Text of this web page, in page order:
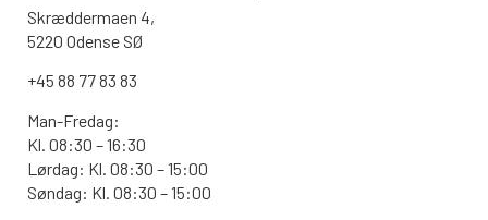
Skræddermaen 4,
5220 Odense SØ
+45 88 77 83 83
Man-Fredag:
Kl. 08:30 – 16:30
Lørdag: Kl. 08:30 – 15:00
Søndag: Kl. 08:30 – 15:00